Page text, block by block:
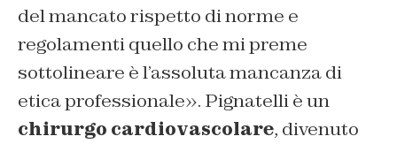
del mancato rispetto di norme e
regolamenti quello che mi preme
sottolineare è l’assoluta mancanza di
etica professionale». Pignatelli è un
chirurgo cardiovascolare, divenuto